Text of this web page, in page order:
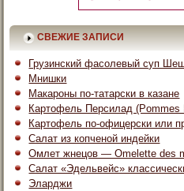
СВЕЖИЕ ЗАПИСИ
Грузинский фасолевый суп
Мнишки
Макароны по-татарски в казане
Картофель Персилад (Pommes
Картофель по-офицерски или
Салат из копченой индейки
Омлет жнецов — Omelette des
Салат «Эдельвейс»
Эларджи